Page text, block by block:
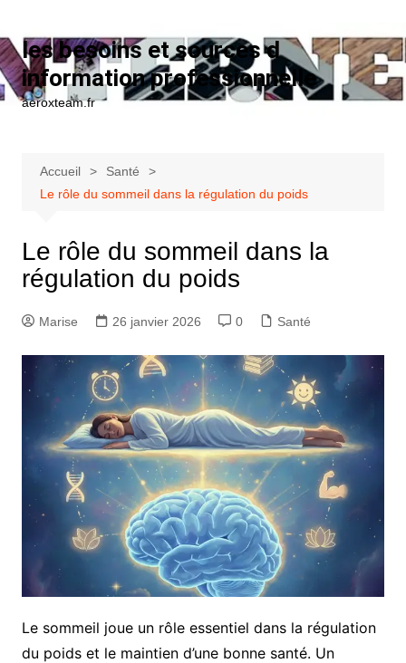
les besoins et sources d
information professionnelle
aeroxteam.fr
Accueil
Santé
Le rôle du sommeil dans la régulation du poids
Le rôle du sommeil dans la
régulation du poids
Marise 26 janvier 2026 0 Santé
Le sommeil joue un rôle essentiel dans la régulation
du poids et le maintien d’une bonne santé. Un